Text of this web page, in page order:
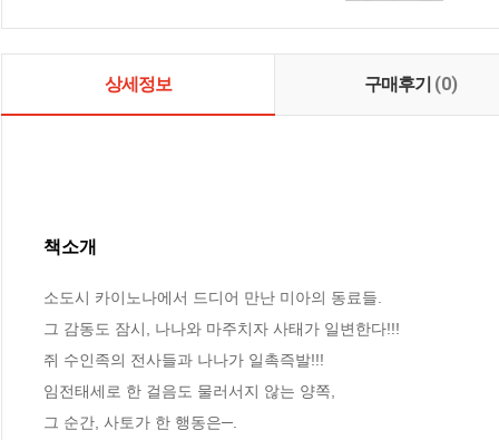
상세정보 구매후기 (0)
책소개
소도시 카이노나에서 드디어 만난 미아의 동료들.
그 감동도 잠시, 나나와 마주치자 사태가 일변한다!!!
쥐 수인족의 전사들과 나나가 일촉즉발!!!
임전태세로 한 걸음도 물러서지 않는 양쪽,
그 순간, 사토가 한 행동은─.